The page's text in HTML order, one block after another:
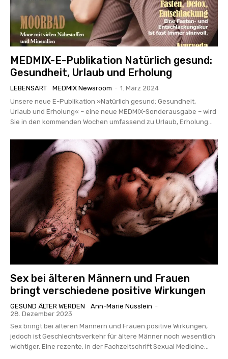
MEDMIX-E-Publikation Natürlich gesund:
Gesundheit, Urlaub und Erholung
LEBENSART MEDMIX Newsroom - 1. März 2024
Unsere neue E-Publikation »Natürlich gesund: Gesundheit,
Urlaub und Erholung« – eine neue MEDMIX-Sonderausgabe – wird
Sie in den kommenden Wochen umfassend zu Urlaub, Erholung...
Sex bei älteren Männern und Frauen
bringt verschiedene positive Wirkungen
GESUND ÄLTER WERDEN Ann-Marie Nüsslein -
28. Dezember 2023
Sex bringt bei älteren Männern und Frauen positive Wirkungen,
jedoch ist Geschlechtsverkehr für ältere Männer noch wesentlich
wichtiger. Eine rezente, in der Fachzeitschrift Sexual Medicine...